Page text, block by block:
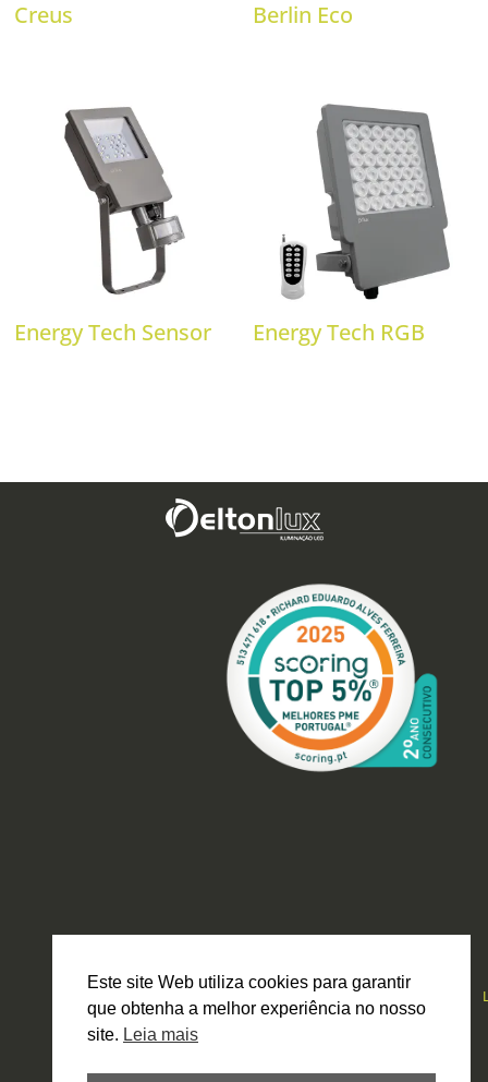
Creus Berlin Eco
Energy Tech Sensor Energy Tech RGB
Este site Web utiliza cookies para garantir
que obtenha a melhor experiência no nosso
site. Leia mais